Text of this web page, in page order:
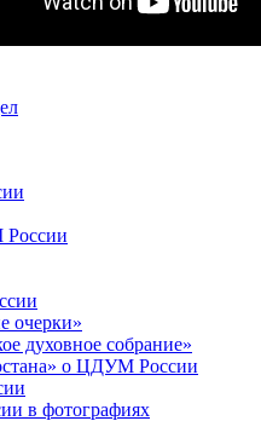
очерки»
духовное собрание»
о ЦДУМ России
в фотографиях